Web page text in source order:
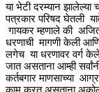
या भेटी दरम्यान झालेल्या
पत्रकार परिषद घेतली
गायकर म्हणाले की
धरणाची मागणी केली
लगेच या धरणावर वर्ग केले
जात असताना आम्ही
कर्तबगार माणसाच्या